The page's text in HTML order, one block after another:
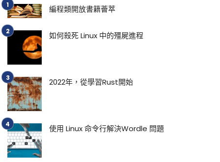
編程類開放書籍薈萃
如何殺死 Linux 中的殭屍進程
2022年，從學習Rust開始
使用 Linux 命令行解決Wordle 問題